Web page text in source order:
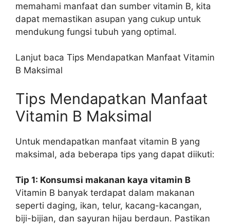
memahami manfaat dan sumber vitamin B, kita
dapat memastikan asupan yang cukup untuk
mendukung fungsi tubuh yang optimal.
Lanjut baca Tips Mendapatkan Manfaat Vitamin
B Maksimal
Tips Mendapatkan Manfaat
Vitamin B Maksimal
Untuk mendapatkan manfaat vitamin B yang
maksimal, ada beberapa tips yang dapat diikuti:
Tip 1: Konsumsi makanan kaya vitamin B
Vitamin B banyak terdapat dalam makanan
seperti daging, ikan, telur, kacang-kacangan,
biji-bijian, dan sayuran hijau berdaun. Pastikan